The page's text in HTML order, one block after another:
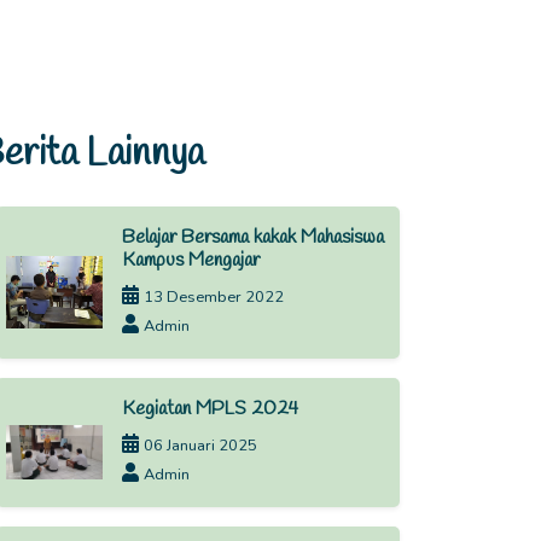
Lainnya
Belajar Bersama kakak Mahasiswa
Kampus Mengajar
13 Desember 2022
Admin
Kegiatan MPLS 2024
06 Januari 2025
Admin